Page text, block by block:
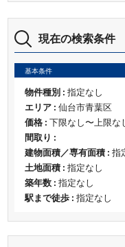
現在の検索条件
基本条件
物件種別 : 指定なし
エリア : 仙台市青葉区
価格 : 下限なし〜上限な
間取り :
建物面積／専有面積 : 指
土地面積 : 指定なし
築年数 : 指定なし
駅まで徒歩 : 指定なし